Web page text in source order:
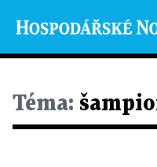
Téma: